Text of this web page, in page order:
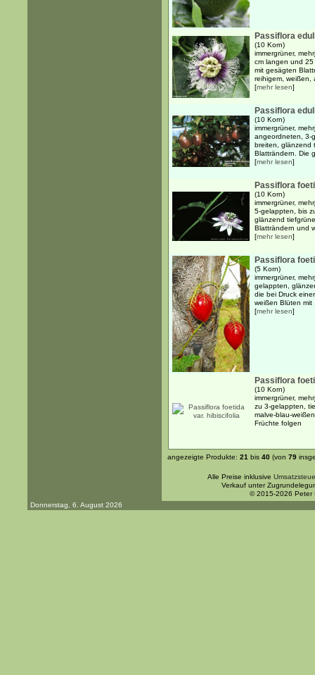
Passiflora
(10 Korn)
immergrüner,
cm langen und
mit gesägten
reihigem, weißen,
[mehr lesen]
Passiflora
(10 Korn)
immergrüner,
angeordneten, 3-
breiten, glänzend
Blatträndern. Die
[mehr lesen]
Passiflora
(10 Korn)
immergrüner,
5-gelappten, bis
glänzend
Blatträndern und
[mehr lesen]
Passiflora
(5 Korn)
immergrüner,
gelappten,
die bei Druck
weißen Blüten mit
[mehr lesen]
Passiflora
(10 Korn)
immergrüner,
zu 3-gelappten,
malve-blau-
Früchte folgen
angezeigte Produkte: 21 bis 40 (von 79
Alle Preise inklusive
Verkauf unter
© 2015-2026 Peter
Donnerstag, 6. August 2026